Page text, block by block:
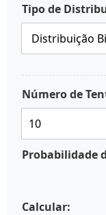
Tipo de
Número de
Probabilidade
Calcular: